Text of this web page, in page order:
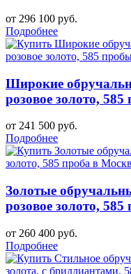
от 296 100 руб.
Подробнее
Широкие
розовое золото,
от 241 500 руб.
Подробнее
Золотые
розовое золото, 585
от 260 400 руб.
Подробнее